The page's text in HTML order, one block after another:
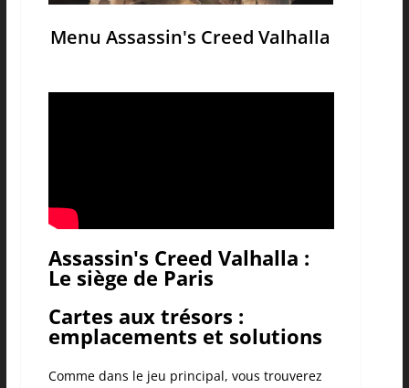
Menu Assassin's Creed Valhalla
Assassin's Creed Valhalla :
Le siège de Paris
Cartes aux trésors :
emplacements et solutions
Comme dans le jeu principal, vous trouverez